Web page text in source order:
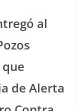
al
de Alerta